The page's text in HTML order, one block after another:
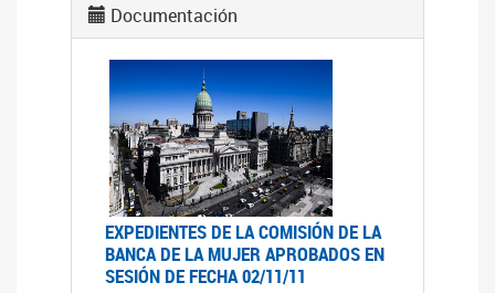
Documentación
EXPEDIENTES DE LA COMISIÓN DE LA
BANCA DE LA MUJER APROBADOS EN
SESIÓN DE FECHA 02/11/11